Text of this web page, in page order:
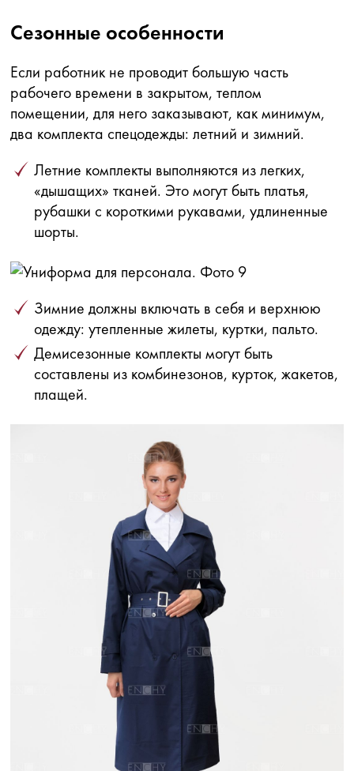
Сезонные особенности
Если работник не проводит большую часть
рабочего времени в закрытом, теплом
помещении, для него заказывают, как минимум,
два комплекта спецодежды: летний и зимний.
Летние комплекты выполняются из легких,
«дышащих» тканей. Это могут быть платья,
рубашки с короткими рукавами, удлиненные
шорты.
Зимние должны включать в себя и верхнюю
одежду: утепленные жилеты, куртки, пальто.
Демисезонные комплекты могут быть
составлены из комбинезонов, курток, жакетов,
плащей.